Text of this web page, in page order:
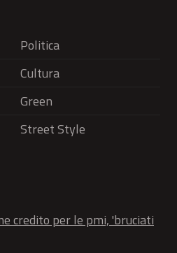
Politica
Cultura
Green
Street Style
credito per le pmi, 'bruciati